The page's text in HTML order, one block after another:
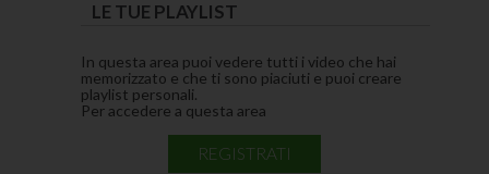
LE TUE PLAYLIST
In questa area puoi vedere tutti i video che hai
memorizzato e che ti sono piaciuti e puoi creare
playlist personali.
Per accedere a questa area
REGISTRATI